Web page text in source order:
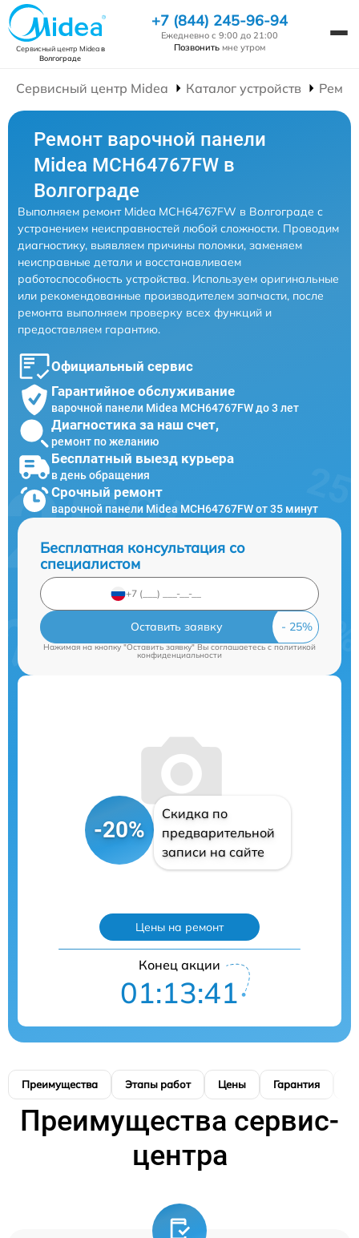
Сервисный центр Mideaв
Волгограде
+7 (844) 245-96-94
Ежедневно с 9:00 до 21:00
Позвонить мне утром
Сервисный центр Midea Каталог устройств
Ремонт варочной панели
Midea MCH64767FW в
Волгограде
Выполняем ремонт Midea MCH64767FW в Волгограде с
устранением неисправностей любой сложности. Проводим
диагностику, выявляем причины поломки, заменяем
неисправные детали и восстанавливаем
работоспособность устройства. Используем оригинальные
или рекомендованные производителем запчасти, после
ремонта выполняем проверку всех функций и
предоставляем гарантию.
Официальный сервис
Гарантийное обслуживание
варочной панели Midea MCH64767FW до 3 лет
Диагностика за наш счет,
ремонт по желанию
Бесплатный выезд курьера
в день обращения
Срочный ремонт
варочной панели Midea MCH64767FW от 35 минут
Бесплатная консультация со
специалистом
Оставить заявку
Нажимая на кнопку "Оставить заявку" Вы соглашаетесь cполитикой
конфиденциальности
-20%
Скидка по
предварительной
записи на сайте
Цены на ремонт
Конец акции
01:13:40
Преимущества Этапы работ Цены Гарантия
Преимущества сервис-
центра